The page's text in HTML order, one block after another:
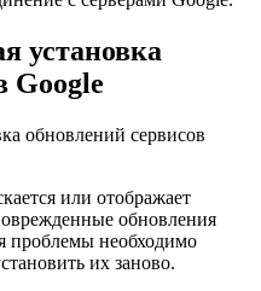
установка
Google
или отображает
обновления
проблемы необходимо
их заново.